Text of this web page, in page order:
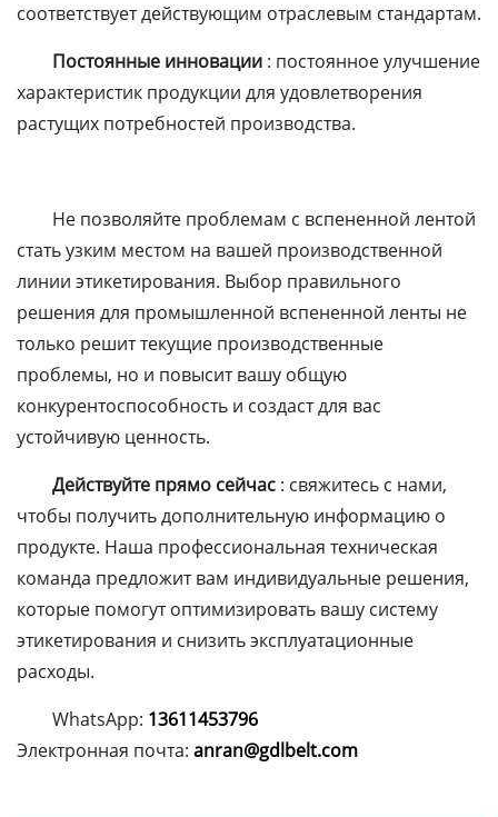
соответствует действующим отраслевым стандартам.
Постоянные инновации : постоянное улучшение
характеристик продукции для удовлетворения
растущих потребностей производства.
Не позволяйте проблемам с вспененной лентой
стать узким местом на вашей производственной
линии этикетирования. Выбор правильного
решения для промышленной вспененной ленты не
только решит текущие производственные
проблемы, но и повысит вашу общую
конкурентоспособность и создаст для вас
устойчивую ценность.
Действуйте прямо сейчас : свяжитесь с нами,
чтобы получить дополнительную информацию о
продукте. Наша профессиональная техническая
команда предложит вам индивидуальные решения,
которые помогут оптимизировать вашу систему
этикетирования и снизить эксплуатационные
расходы.
WhatsApp: 13611453796
Электронная почта: anran@gdlbelt.com